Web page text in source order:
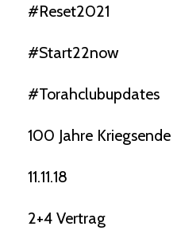
#reset2021
#start22now
#torahclubupdates
100 Jahre Kriegsende
11.11.18
2+4 Vertrag